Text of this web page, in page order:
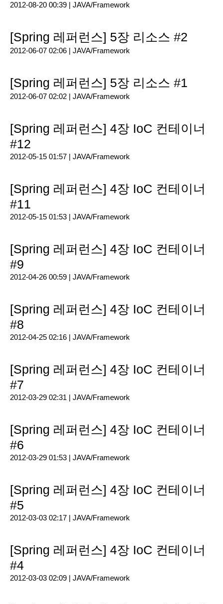
2012-08-20 00:39 | JAVA/Framework
[Spring 레퍼런스] 5장 리소스 #2
2012-06-07 02:06 | JAVA/Framework
[Spring 레퍼런스] 5장 리소스 #1
2012-06-07 02:02 | JAVA/Framework
[Spring 레퍼런스] 4장 IoC 컨테이너
#12
2012-05-15 01:57 | JAVA/Framework
[Spring 레퍼런스] 4장 IoC 컨테이너
#11
2012-05-15 01:53 | JAVA/Framework
[Spring 레퍼런스] 4장 IoC 컨테이너
#9
2012-04-26 00:59 | JAVA/Framework
[Spring 레퍼런스] 4장 IoC 컨테이너
#8
2012-04-25 02:16 | JAVA/Framework
[Spring 레퍼런스] 4장 IoC 컨테이너
#7
2012-03-29 02:31 | JAVA/Framework
[Spring 레퍼런스] 4장 IoC 컨테이너
#6
2012-03-29 01:53 | JAVA/Framework
[Spring 레퍼런스] 4장 IoC 컨테이너
#5
2012-03-03 02:17 | JAVA/Framework
[Spring 레퍼런스] 4장 IoC 컨테이너
#4
2012-03-03 02:09 | JAVA/Framework